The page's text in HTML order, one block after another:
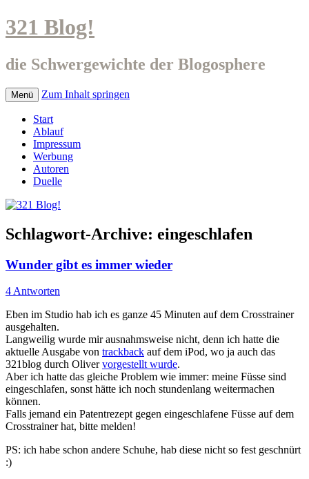
321 Blog!
die Schwergewichte der Blogosphere
Menü Zum Inhalt springen
Start
Ablauf
Impressum
Werbung
Autoren
Duelle
Schlagwort-Archive: eingeschlafen
Wunder gibt es immer wieder
4 Antworten
Eben im Studio hab ich es ganze 45 Minuten auf dem Crosstrainer
ausgehalten.
Langweilig wurde mir ausnahmsweise nicht, denn ich hatte die
aktuelle Ausgabe von trackback auf dem iPod, wo ja auch das
321blog durch Olivervorgestellt wurde.
Aber ich hatte das gleiche Problem wie immer: meine Füsse sind
eingeschlafen, sonst hätte ich noch stundenlang weitermachen
können.
Falls jemand ein Patentrezept gegen eingeschlafene Füsse auf dem
Crosstrainer hat, bitte melden!
PS: ich habe schon andere Schuhe, hab diese nicht so fest geschnürt
:)